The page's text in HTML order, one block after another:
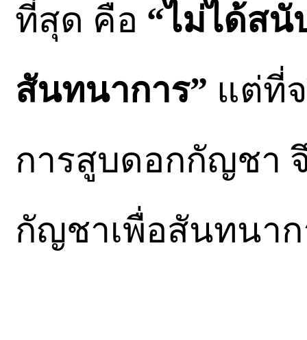
ที่สุด คือ “ไม่ได้ส
สันทนาการ” แต่ที่
การสูบดอกกัญชา
กัญชาเพื่อสันทนาก